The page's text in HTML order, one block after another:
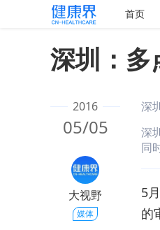
首页
深圳：多
2016
05/05
大视野
媒体
深
深
同
5
的